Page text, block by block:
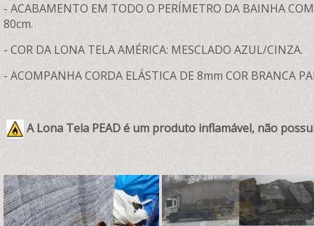
- ACABAMENTO EM TODO O PERÍMETRO DA BAINHA
80cm.
- COR DA LONA TELA AMÉRICA: MESCLADO AZUL/CINZA.
- ACOMPANHA CORDA ELÁSTICA DE 8mm COR BRANCA
A Lona Tela PEAD é um produto inflamável, não